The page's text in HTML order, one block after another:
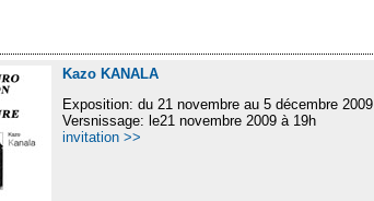
Kazo KANALA
Exposition: du 21 novembre au 5 décembre 2009
Versnissage: le21 novembre 2009 à 19h
invitation >>